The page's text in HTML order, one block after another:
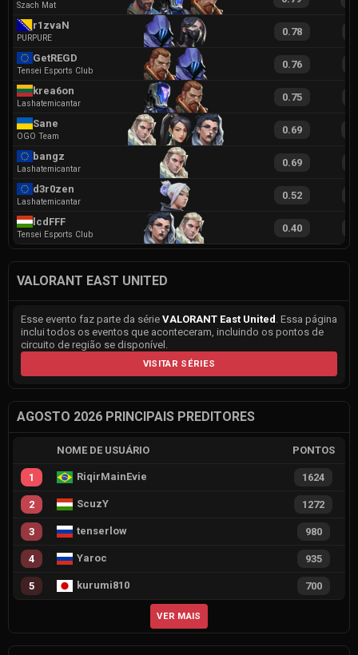
Szach Mat
r1zvaN
PURPURE
0.78
GetREGD
Tensei Esports Club
0.76
krea6on
Lashatemicantar
0.75
Sane
OGO Team
0.69
bangz
Lashatemicantar
0.69
d3r0zen
Lashatemicantar
0.52
lcdFFF
Tensei Esports Club
0.40
VALORANT EAST UNITED
Esse evento faz parte da série VALORANT East United . Essa página
inclui todos os eventos que aconteceram, incluindo os pontos de
circuito de região se disponível.
VISITAR SÉRIES
AGOSTO 2026 PRINCIPAIS PREDITORES
NOME DE USUÁRIO PONTOS
1 RiqirMainEvie 1624
2 ScuzY 1272
3 tenserlow 980
4 Yaroc 935
5 kurumi810 700
VER MAIS